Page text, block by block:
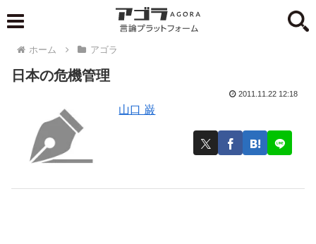
ホーム アゴラ
日本の危機管理
山口 巌
2011.11.22 12:18